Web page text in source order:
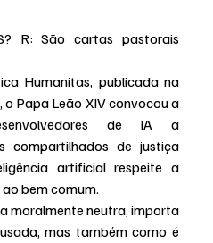
R: São cartas pastorais
Humanitas, publicada na
Papa Leão XIV convocou a
de IA a
compartilhados de justiça
artificial respeite a
bem comum.
moralmente neutra, importa
mas também como é